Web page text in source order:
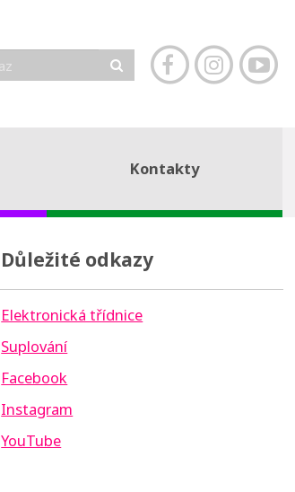
Kontakty
Důležité odkazy
Elektronická třídnice
Suplování
Facebook
Instagram
YouTube